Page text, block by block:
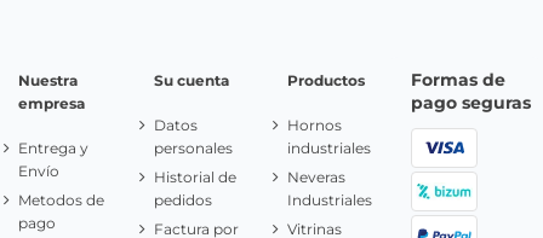
Nuestra
empresa
Entrega y
Envío
Metodos de
pago
Su cuenta
Datos
personales
Historial de
pedidos
Factura por
Productos
Hornos
industriales
Neveras
Industriales
Vitrinas
Formas de
pago seguras